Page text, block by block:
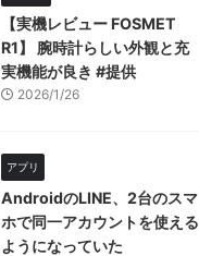
【実機レビュー FOSMET
R1】 腕時計らしい外観と充
実機能が良き #提供
2026/1/26
アプリ
AndroidのLINE、2台のスマ
ホで同一アカウントを使える
ようになっていた